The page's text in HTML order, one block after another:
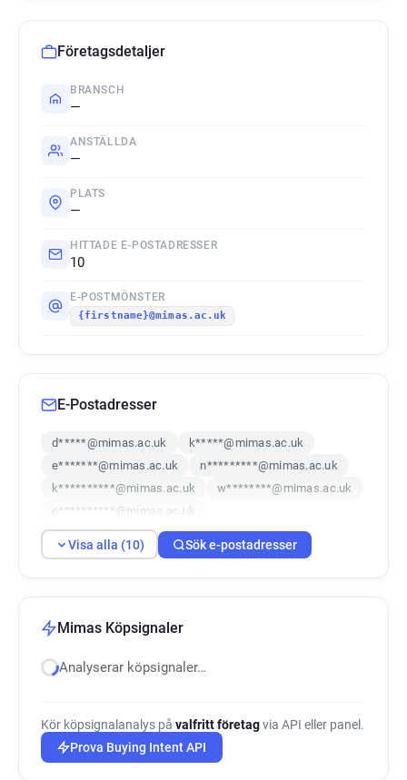
Företagsdetaljer
BRANSCH
—
ANSTÄLLDA
—
PLATS
—
HITTADE E-POSTADRESSER
10
E-POSTMÖNSTER
{firstname}@mimas.ac.uk
E-Postadresser
d*****@mimas.ac.uk
k*****@mimas.ac.uk
e*******@mimas.ac.uk
n*********@mimas.ac.uk
k**********@mimas.ac.uk
w********@mimas.ac.uk
e**********@mimas.ac.uk
l**********@mimas.ac.uk
d********@mimas.ac.uk
n**********@mimas.ac.uk
Visa alla (10) Sök e-postadresser
Mimas Köpsignaler
Analyserar köpsignaler…
Kör köpsignalanalys på valfritt företagvia API eller panel.
Prova Buying Intent API